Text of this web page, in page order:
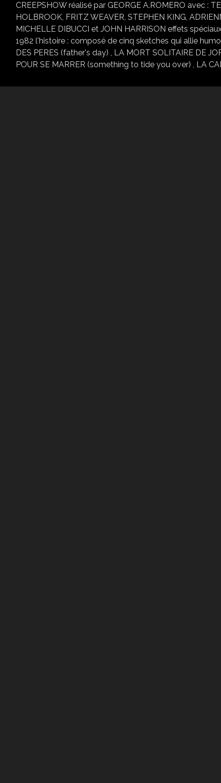
CREEPSHOW réalisé par GEORGE A.ROMERO avec :
HOLBROOK, FRITZ WEAVER, STEPHEN KING,
MICHELLE DIBUCCI et JOHN HARRISON effets
1982 l'histoire : composé de cinq sketches qui allie
DES PERES (father's day) , LA MORT SOLITAIRE DE
POUR SE MARRER (something to tide you over) , LA